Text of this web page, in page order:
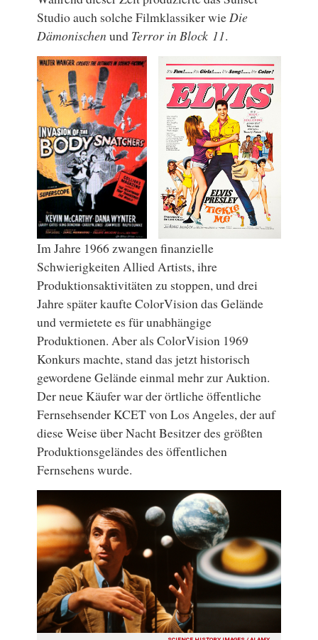
Studio auch solche Filmklassiker wieDie
Dämonischen und Terror in Block 11.
Im Jahre 1966 zwangen finanzielle
Schwierigkeiten Allied Artists, ihre
Produktionsaktivitäten zu stoppen, und drei
Jahre später kaufte ColorVision das Gelände
und vermietete es für unabhängige
Produktionen. Aber als ColorVision 1969
Konkurs machte, stand das jetzt historisch
gewordene Gelände einmal mehr zur Auktion.
Der neue Käufer war der örtliche öffentliche
Fernsehsender KCET von Los Angeles, der auf
diese Weise über Nacht Besitzer des größten
Produktionsgeländes des öffentlichen
Fernsehens wurde.